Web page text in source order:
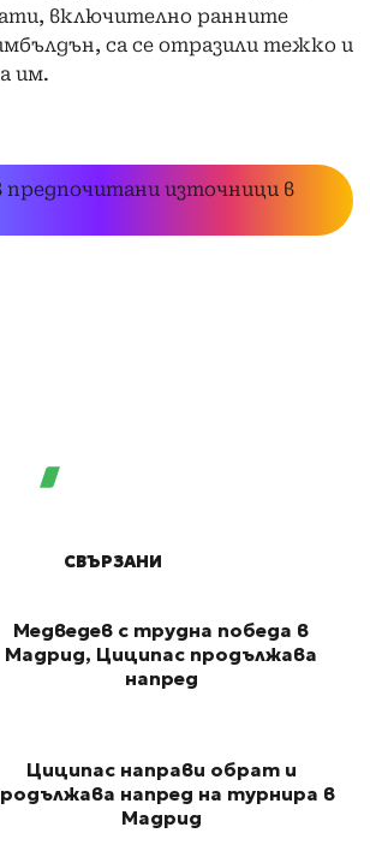
включително ранните
са се отразили тежко и
им.
предпочитани източници в
СВЪРЗАНИ
Медведев с трудна победа в
Мадрид, Циципас продължава
напред
Циципас направи обрат и
напред на турнира в
Мадрид